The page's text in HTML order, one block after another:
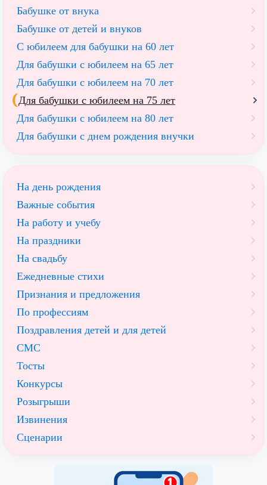
Бабушке от внука
Бабушке от детей и внуков
С юбилеем для бабушки на 60 лет
Для бабушки с юбилеем на 65 лет
Для бабушки с юбилеем на 70 лет
Для бабушки с юбилеем на 75 лет
Для бабушки с юбилеем на 80 лет
Для бабушки с днем рождения внучки
На день рождения
Важные события
На работу и учебу
На праздники
На свадьбу
Ежедневные стихи
Признания и предложения
По профессиям
Поздравления детей и для детей
СМС
Тосты
Конкурсы
Розыгрыши
Извинения
Сценарии